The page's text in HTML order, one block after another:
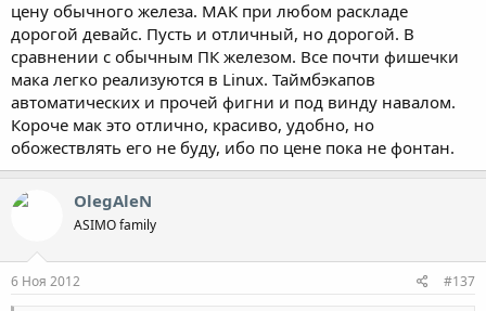
цену обычного железа. МАК при любом раскладе
дорогой девайс. Пусть и отличный, но дорогой. В
сравнении с обычным ПК железом. Все почти фишечки
мака легко реализуются в Linux. Таймбэкапов
автоматических и прочей фигни и под винду навалом.
Короче мак это отлично, красиво, удобно, но
обожествлять его не буду, ибо по цене пока не фонтан.
OlegAleN
ASIMO family
6 Ноя 2012 #137